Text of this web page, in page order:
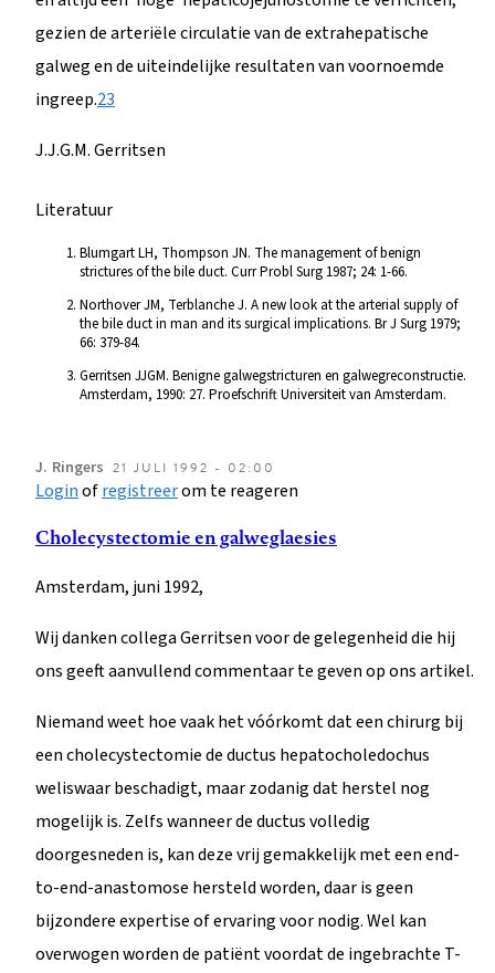
gezien de arteriële circulatie van de extrahepatische
galweg en de uiteindelijke resultaten van voornoemde
ingreep.23
J.J.G.M. Gerritsen
Literatuur
Blumgart LH, Thompson JN. The management of benign
strictures of the bile duct. Curr Probl Surg 1987; 24: 1-66.
Northover JM, Terblanche J. A new look at the arterial supply of
the bile duct in man and its surgical implications. Br J Surg 1979;
66: 379-84.
Gerritsen JJGM. Benigne galwegstricturen en galwegreconstructie.
Amsterdam, 1990: 27. Proefschrift Universiteit van Amsterdam.
J. Ringers 21 JULI 1992 - 02:00
Loginofregistreerom te reageren
Cholecystectomie en galweglaesies
Amsterdam, juni 1992,
Wij danken collega Gerritsen voor de gelegenheid die hij
ons geeft aanvullend commentaar te geven op ons artikel.
Niemand weet hoe vaak het vóórkomt dat een chirurg bij
een cholecystectomie de ductus hepatocholedochus
weliswaar beschadigt, maar zodanig dat herstel nog
mogelijk is. Zelfs wanneer de ductus volledig
doorgesneden is, kan deze vrij gemakkelijk met een end-
to-end-anastomose hersteld worden, daar is geen
bijzondere expertise of ervaring voor nodig. Wel kan
overwogen worden de patiënt voordat de ingebrachte T-